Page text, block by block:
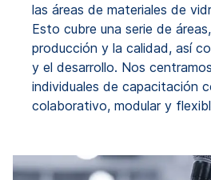
las áreas de materiales de
Esto cubre una serie de
producción y la calidad, así
y el desarrollo. Nos
individuales de capacitación
colaborativo, modular y